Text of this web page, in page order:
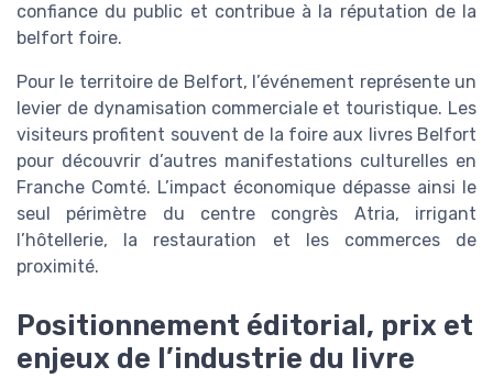
confiance du public et contribue à la réputation de la
belfort foire.
Pour le territoire de Belfort, l’événement représente un
levier de dynamisation commerciale et touristique. Les
visiteurs profitent souvent de la foire aux livres Belfort
pour découvrir d’autres manifestations culturelles en
Franche Comté. L’impact économique dépasse ainsi le
seul périmètre du centre congrès Atria, irrigant
l’hôtellerie, la restauration et les commerces de
proximité.
Positionnement éditorial, prix et
enjeux de l’industrie du livre